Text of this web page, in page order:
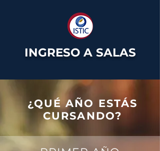
INGRESO A SALAS
¿QUÉ AÑO ESTÁS
CURSANDO?